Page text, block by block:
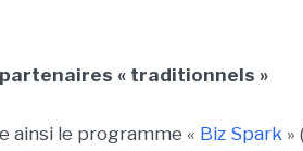
« traditionnels »
ainsi le programme « Biz Spark »